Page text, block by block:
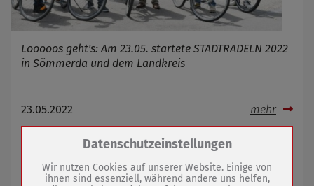
Looooos geht's: Am 23.05. startete STADTRADELN 2022
in Sömmerda und dem Landkreis
23.05.2022 mehr
Wegen Feiertag: Wochenmarkt wird
verlegt
Zum Betrieb der Seite notwendige Cookies /
Datenschutzeinstellungen
Wir nutzen Cookies auf unserer Website. Einige von
ihnen sind essenziell, während andere uns helfen,